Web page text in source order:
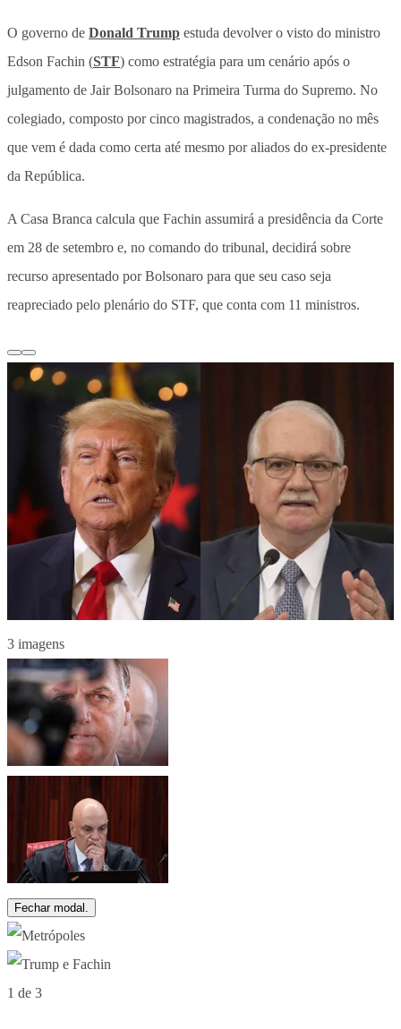
O governo de Donald Trump estuda devolver o visto do ministro
Edson Fachin (STF) como estratégia para um cenário após o
julgamento de Jair Bolsonaro na Primeira Turma do Supremo. No
colegiado, composto por cinco magistrados, a condenação no mês
que vem é dada como certa até mesmo por aliados do ex-presidente
da República.
A Casa Branca calcula que Fachin assumirá a presidência da Corte
em 28 de setembro e, no comando do tribunal, decidirá sobre
recurso apresentado por Bolsonaro para que seu caso seja
reapreciado pelo plenário do STF, que conta com 11 ministros.
3 imagens
Fechar modal.
1 de 3